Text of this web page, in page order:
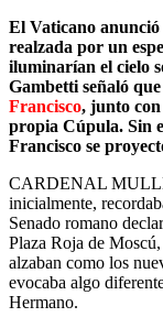
El Vaticano anunció
realzada por un
iluminarían el cielo
Gambetti señaló
Francisco, junto con
propia Cúpula. Sin
Francisco se
CARDENAL
inicialmente,
Senado romano
Plaza Roja de
alzaban como los
evocaba algo
Hermano.